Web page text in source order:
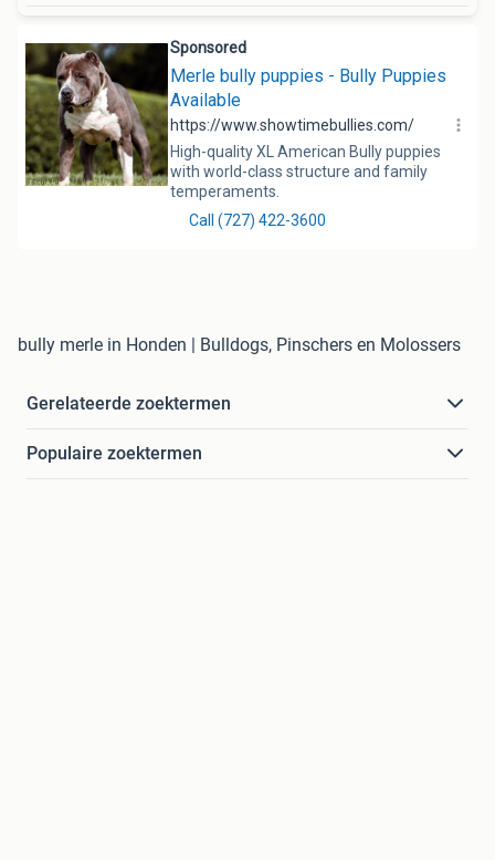
bully merle in Honden | Bulldogs, Pinschers en Molossers
Gerelateerde zoektermen
Populaire zoektermen